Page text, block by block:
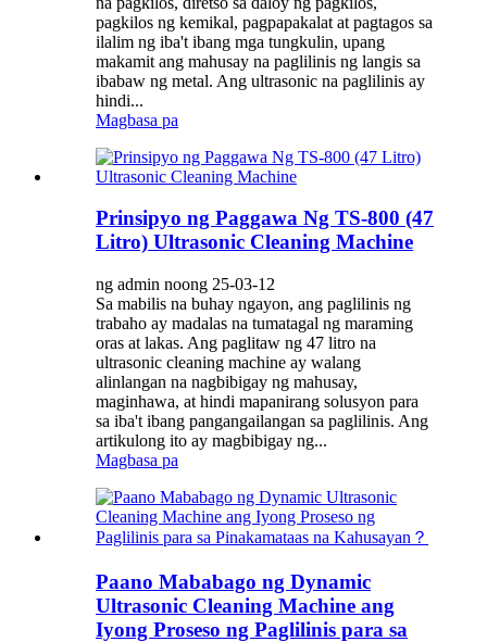
pagkilos ng kemikal, pagpapakalat at pagtagos sa
ilalim ng iba't ibang mga tungkulin, upang
makamit ang mahusay na paglilinis ng langis sa
ibabaw ng metal. Ang ultrasonic na paglilinis ay
hindi...
Magbasa pa
Prinsipyo ng Paggawa Ng TS-800 (47
Litro) Ultrasonic Cleaning Machine
ng admin noong 25-03-12
Sa mabilis na buhay ngayon, ang paglilinis ng
trabaho ay madalas na tumatagal ng maraming
oras at lakas. Ang paglitaw ng 47 litro na
ultrasonic cleaning machine ay walang
alinlangan na nagbibigay ng mahusay,
maginhawa, at hindi mapanirang solusyon para
sa iba't ibang pangangailangan sa paglilinis. Ang
artikulong ito ay magbibigay ng...
Magbasa pa
Paano Mababago ng Dynamic
Ultrasonic Cleaning Machine ang
Iyong Proseso ng Paglilinis para sa